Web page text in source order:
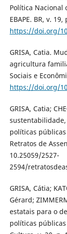
Política Nacional
EBAPE. BR, v.
https://doi.org/
GRISA, Catia.
agricultura
Sociais e
https://doi.org/
GRISA, Catia;
políticas
Retratos de
10.25059/2527-
2594/
GRISA, Cátia;
Gérard;
estatais para o
políticas